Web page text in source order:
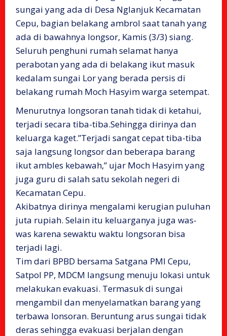
sungai yang ada di Desa Nglanjuk Kecamatan
Cepu, bagian belakang ambrol saat tanah yang
ada di bawahnya longsor, Kamis (3/3) siang.
Seluruh penghuni rumah selamat hanya
perabotan yang ada di belakang ikut masuk
kedalam sungai Lor yang berada persis di
belakang rumah Moch Hasyim warga setempat.
Menurutnya longsoran tanah tidak di ketahui,
terjadi secara tiba-tiba.Sehingga dirinya dan
keluarga kaget.”Terjadi sangat cepat tiba-tiba
saja langsung longsor dan beberapa barang
ikut ambles kebawah,” ujar Moch Hasyim yang
juga guru di salah satu sekolah negeri di
Kecamatan Cepu.
Akibatnya dirinya mengalami kerugian puluhan
juta rupiah. Selain itu keluarganya juga was-
was karena sewaktu waktu longsoran bisa
terjadi lagi.
Tim dari BPBD bersama Satgana PMI Cepu,
Satpol PP, MDCM langsung menuju lokasi untuk
melakukan evakuasi. Termasuk di sungai
mengambil dan menyelamatkan barang yang
terbawa lonsoran. Beruntung arus sungai tidak
deras sehingga evakuasi berjalan dengan